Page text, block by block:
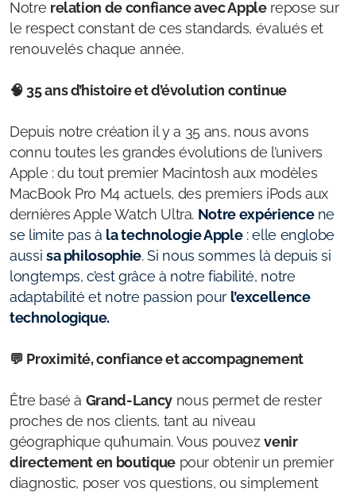
Notre relation de confiance avec Applerepose sur
le respect constant de ces standards, évalués et
renouvelés chaque année.
🧠 35 ans d’histoire et d’évolution continue
Depuis notre création il y a 35 ans, nous avons
connu toutes les grandes évolutions de l’univers
Apple : du tout premier Macintosh aux modèles
MacBook Pro M4 actuels, des premiers iPods aux
dernières Apple Watch Ultra. Notre expériencene
se limite pas à la technologie Apple: elle englobe
aussi sa philosophie. Si nous sommes là depuis si
longtemps, c’est grâce à notre fiabilité, notre
adaptabilité et notre passion pour l’excellence
technologique.
💬 Proximité, confiance et accompagnement
Être basé à Grand-Lancynous permet de rester
proches de nos clients, tant au niveau
géographique qu’humain. Vous pouvezvenir
directement en boutiquepour obtenir un premier
diagnostic, poser vos questions, ou simplement